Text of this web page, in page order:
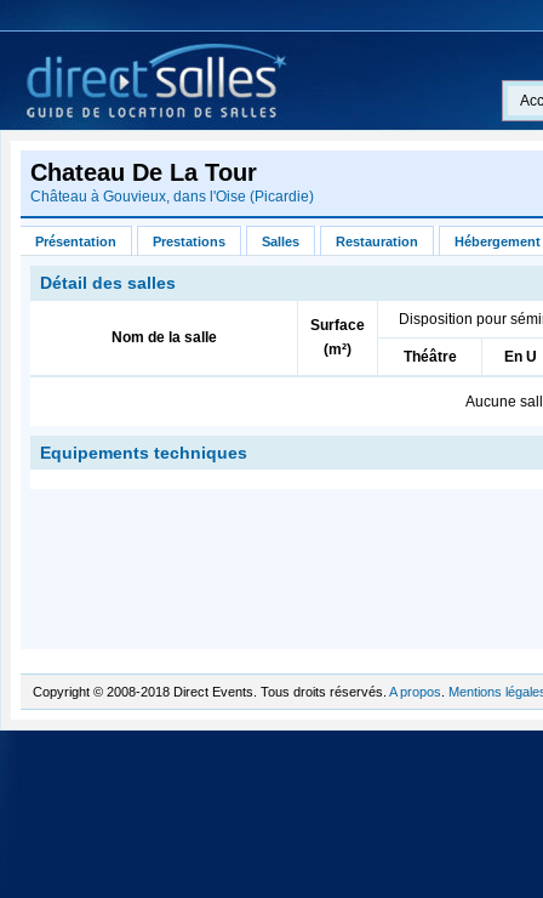
Chateau De La Tour
Château à Gouvieux, dans l'Oise (Picardie)
Présentation Prestations Salles Restauration Hébergement
Détail des salles
Nom de la salle
Surface
(m²)
Disposition pour
Théâtre En U
Aucune
Equipements techniques
Copyright © 2008-2018 Direct Events. Tous droits réservés. A propos Mentions